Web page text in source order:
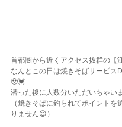
首都圏から近くアクセス抜群の【
なんとこの日は焼きそばサービス
🥹💓
潜った後に人数分いただいちゃい
（焼きそばに釣られてポイントを
りません😉）